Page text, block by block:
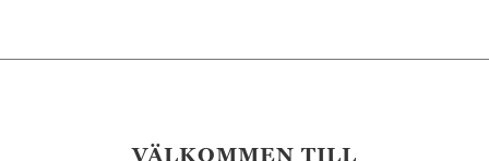
VÄLKOMMEN TILL
Upplevelse-cookies